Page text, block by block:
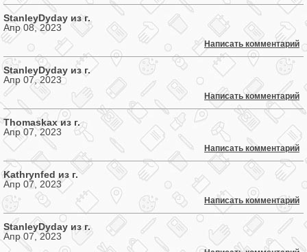
StanleyDyday из г.
Апр 08, 2023
Написать комментарий
StanleyDyday из г.
Апр 07, 2023
Написать комментарий
Thomaskax из г.
Апр 07, 2023
Написать комментарий
Kathrynfed из г.
Апр 07, 2023
Написать комментарий
StanleyDyday из г.
Апр 07, 2023